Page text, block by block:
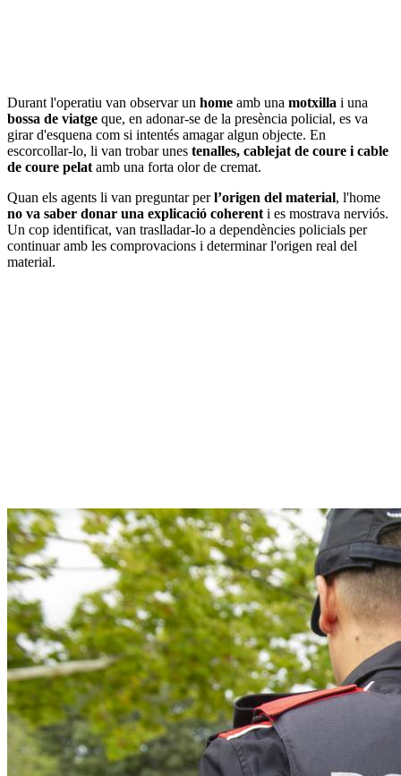
Durant l'operatiu van observar un home amb una motxilla i una
bossa de viatge que, en adonar-se de la presència policial, es va
girar d'esquena com si intentés amagar algun objecte. En
escorcollar-lo, li van trobar unes tenalles, cablejat de coure i cable
de coure pelat amb una forta olor de cremat.
Quan els agents li van preguntar perl’origen del material, l'home
no va saber donar una explicació coherent i es mostrava nerviós.
Un cop identificat, van traslladar-lo a dependències policials per
continuar amb les comprovacions i determinar l'origen real del
material.